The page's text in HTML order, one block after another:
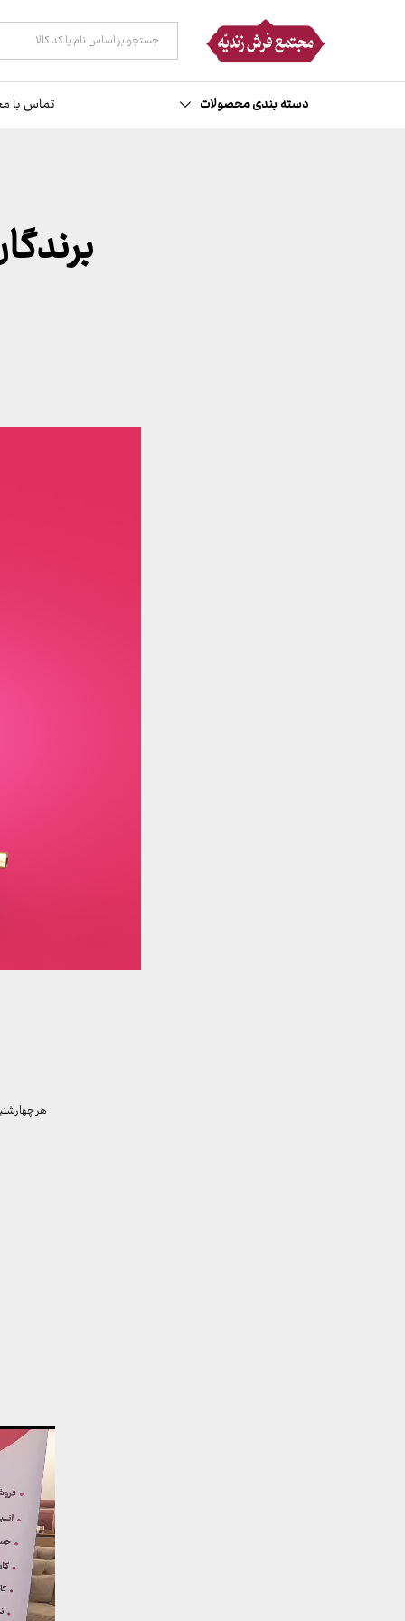
همه دسته ها
دسته بندی محصولات تماس با
هر چهارشنبه
نمایشگر
ویدیو